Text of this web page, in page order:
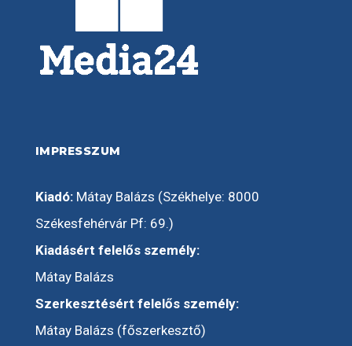
IMPRESSZUM
Kiadó:Mátay Balázs (Székhelye: 8000
Székesfehérvár Pf: 69.)
Kiadásért felelős személy:
Mátay Balázs
Szerkesztésért felelős személy:
Mátay Balázs (főszerkesztő)